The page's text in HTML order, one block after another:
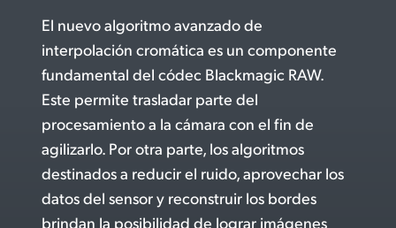
El nuevo algoritmo avanzado de
interpolación cromática es un componente
fundamental del códec Blackmagic RAW.
Este permite trasladar parte del
procesamiento a la cámara con el fin de
agilizarlo. Por otra parte, los algoritmos
destinados a reducir el ruido, aprovechar los
datos del sensor y reconstruir los bordes
brindan la posibilidad de lograr imágenes